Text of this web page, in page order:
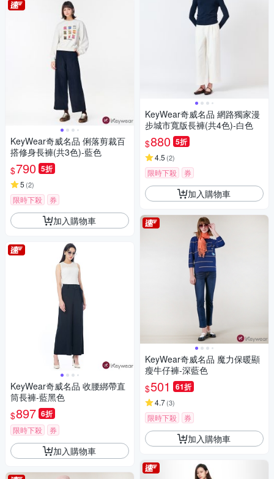
KeyWear奇威名品 俐落剪裁百
搭修身長褲(共3色)-藍色
$790 5折
5 (2)
限時下殺 券
加入購物車
KeyWear奇威名品 收腰綁帶直
筒長褲-藍黑色
$897 6折
限時下殺 券
加入購物車
KeyWear奇威名品 網路獨家漫
步城市寬版長褲(共4色)-白色
$880 5折
4.5 (2)
限時下殺 券
加入購物車
KeyWear奇威名品 魔力保暖顯
瘦牛仔褲-深藍色
$501 61折
4.7(3)
限時下殺 券
加入購物車